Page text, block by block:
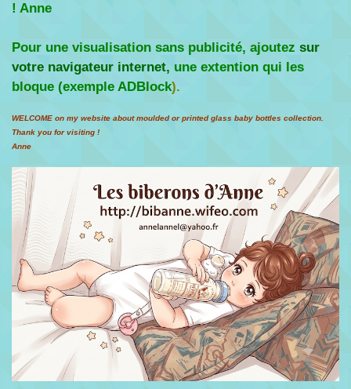
! Anne
Pour une visualisation sans publicité, ajoutez sur
votre navigateur internet, une extention qui les
bloque (exemple ADBlock).
WELCOME on my website about moulded or printed glass baby bottles collection.
Thank you for visiting !
Anne